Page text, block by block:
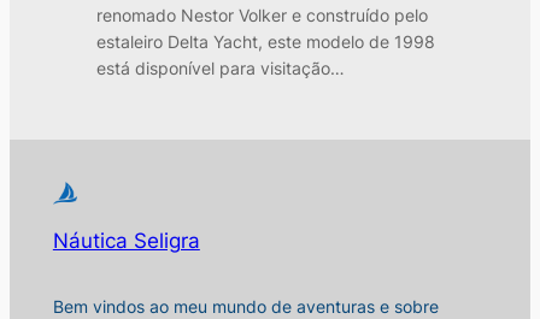
renomado Nestor Volker e construído pelo
estaleiro Delta Yacht, este modelo de 1998
está disponível para visitação…
Náutica Seligra
Bem vindos ao meu mundo de aventuras e sobre